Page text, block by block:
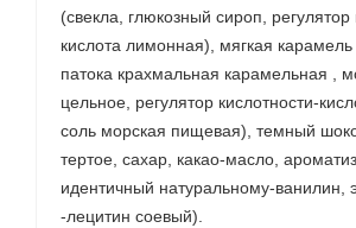
(свекла, глюкозный сироп, регулятор
кислота лимонная), мягкая карамель
патока крахмальная карамельная ,
цельное, регулятор кислотности-
соль морская пищевая), темный
тертое, сахар, какао-масло,
идентичный натуральному-ванилин,
-лецитин соевый).